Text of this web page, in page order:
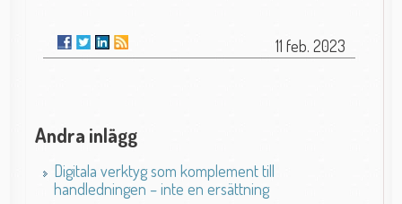
11 feb. 2023
Andra inlägg
Digitala verktyg som komplement till
handledningen – inte en ersättning